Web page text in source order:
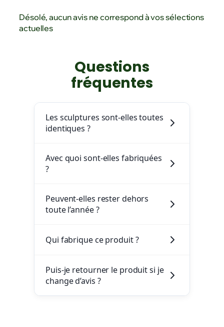
Désolé, aucun avis ne correspond à vos sélections
actuelles
Questions
fréquentes
Les sculptures sont-elles toutes
identiques ?
Avec quoi sont-elles fabriquées
?
Peuvent-elles rester dehors
toute l’année ?
Qui fabrique ce produit ?
Puis-je retourner le produit si je
change d’avis ?